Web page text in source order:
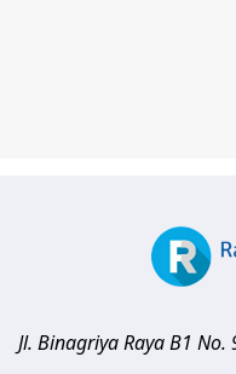
Jl. Binagriya Raya B1 No.